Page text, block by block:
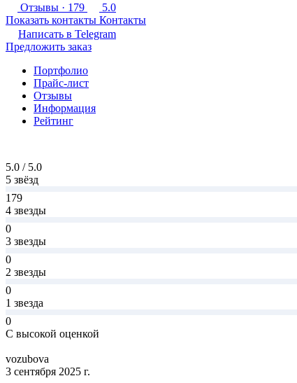
Отзывы · 179
5.0
Показать контакты Контакты
Написать в Telegram
Предложить заказ
Портфолио
Прайс-лист
Отзывы
Информация
Рейтинг
5.0 / 5.0
5 звёзд
179
4 звезды
0
3 звезды
0
2 звезды
0
1 звезда
0
С высокой оценкой
vozubova
3 сентября 2025 г.